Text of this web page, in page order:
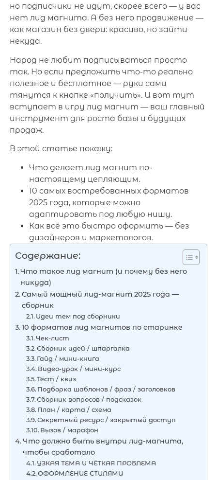
но подписчики не идут, скорее всего — у вас
нет лид магнита. А без него продвижение —
как магазин без двери: красиво, но зайти
некуда.
Народ не любит подписываться просто
так. Но если предложить что-то реально
полезное и бесплатное — руки сами
тянутся к кнопке «получить». И вот тут
вступает в игру лид магнит — ваш главный
инструмент для роста базы и будущих
продаж.
В этой статье покажу:
Что делает лид магнит по-
настоящему цепляющим.
10 самых востребованных форматов
2025 года, которые можно
адаптировать под любую нишу.
Как всё это быстро оформить — без
дизайнеров и маркетологов.
Содержание:
Что такое лид магнит (и почему без него
никуда)
Самый мощный лид-магнит 2025 года —
сборник
Идеи тем под сборники
10 форматов лид магнитов по старинке
Чек-лист
Сборник идей / шпаргалка
Гайд / мини-книга
Видео-урок / мини-курс
Тест / квиз
Подборка шаблонов / фраз / заголовков
Сборник вопросов / подсказок
План / карта / схема
Секретный ресурс / закрытый доступ
Вызов / марафон
Что должно быть внутри лид-магнита,
чтобы сработало
УЗКАЯ ТЕМА И ЧЁТКАЯ ПРОБЛЕМА
ОФОРМЛЕНИЕ СТИЛЯМИ